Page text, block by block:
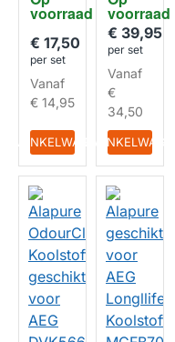
HUISMERK
voorraad
04036
€ 17,50
per set
Vanaf
€ 14,95
IN WINKELWAGEN
HUISMERK
voorraad
0
€ 39,95
per set
Vanaf
€
34,50
IN WINKELWAGEN